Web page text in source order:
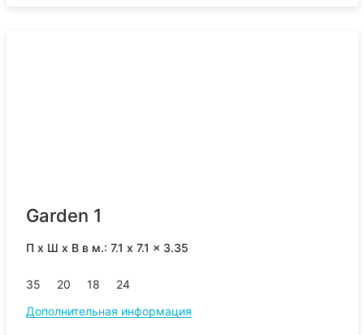
Garden 1
П x Ш x В в м.: 7.1 x 7.1 x 3.35
35 20 18
24
Дополнительная информация